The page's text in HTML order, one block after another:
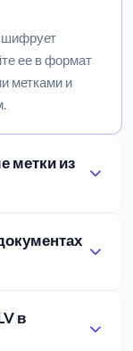
ее в формат
метками и
метки из
в